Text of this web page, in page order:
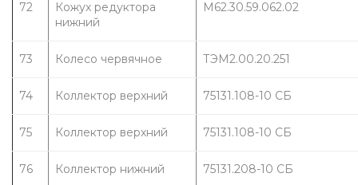
72
Кожух редуктора
нижний
М62.30.59.062.02
73 Колесо червячное ТЭМ2.00.20.251
74 Коллектор верхний 75131.108-10 СБ
75 Коллектор верхний 75131.108-10 СБ
76 Коллектор нижний 75131.208-10 СБ